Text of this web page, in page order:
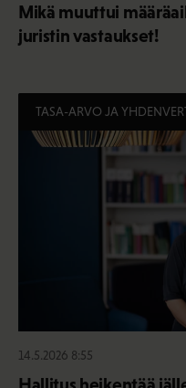
Mikä muuttui
juristin vastaukset!
TASA-ARVO JA
14.5.2026 8:55
Hallitus heikentää